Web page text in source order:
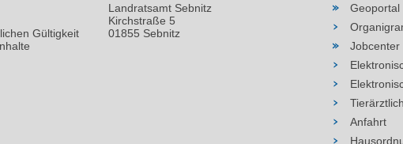
Gültigkeit
Landratsamt Sebnitz
Kirchstraße 5
01855 Sebnitz
Geoportal
Jobcenter
Anfahrt